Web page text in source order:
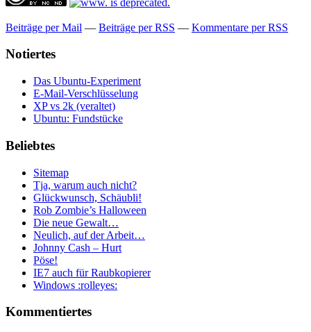
Beiträge per Mail — Beiträge per RSS — Kommentare per RSS
Notiertes
Das Ubuntu-Experiment
E-Mail-Verschlüsselung
XP vs 2k (veraltet)
Ubuntu: Fundstücke
Beliebtes
Sitemap
Tja, warum auch nicht?
Glückwunsch, Schäubli!
Rob Zombie’s Halloween
Die neue Gewalt…
Neulich, auf der Arbeit…
Johnny Cash – Hurt
Pöse!
IE7 auch für Raubkopierer
Windows :rolleyes:
Kommentiertes